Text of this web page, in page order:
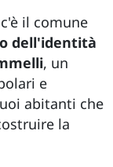
il comune
dell'identità
, un
e
abitanti che
la